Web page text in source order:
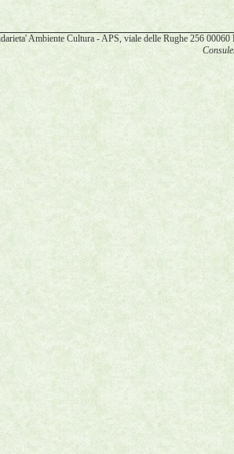
Ambiente Cultura - APS, viale delle Rughe 256